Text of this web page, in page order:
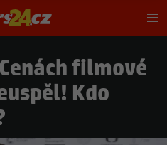
filmové
Kdo